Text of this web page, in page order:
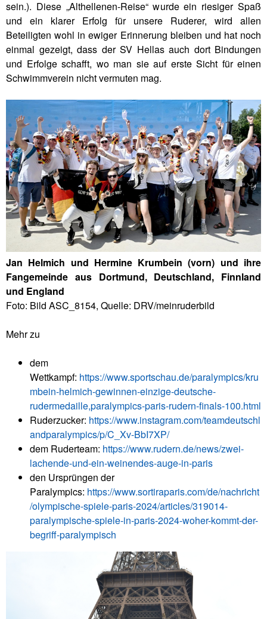
sein.). Diese „Althellenen-Reise“ wurde ein riesiger Spaß
und ein klarer Erfolg für unsere Ruderer, wird allen
Beteiligten wohl in ewiger Erinnerung bleiben und hat noch
einmal gezeigt, dass der SV Hellas auch dort Bindungen
und Erfolge schafft, wo man sie auf erste Sicht für einen
Schwimmverein nicht vermuten mag.
Jan Helmich und Hermine Krumbein (vorn) und ihre
Fangemeinde aus Dortmund, Deutschland, Finnland
und England
​Foto: Bild ASC_8154, Quelle: DRV/meinruderbild
Mehr zu
dem
Wettkampf: https://www.sportschau.de/paralympics/kru
mbein-helmich-gewinnen-einzige-deutsche-
rudermedaille,paralympics-paris-rudern-finals-100.html
Ruderzucker: https://www.instagram.com/teamdeutschl
andparalympics/p/C_Xv-BbI7XP/
dem Ruderteam: https://www.rudern.de/news/zwei-
lachende-und-ein-weinendes-auge-in-paris
den Ursprüngen der
Paralympics: https://www.sortiraparis.com/de/nachricht
/olympische-spiele-paris-2024/articles/319014-
paralympische-spiele-in-paris-2024-woher-kommt-der-
begriff-paralympisch